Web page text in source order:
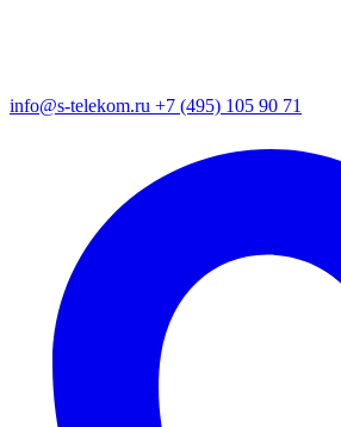
info@s-telekom.ru +7 (495) 105 90 71